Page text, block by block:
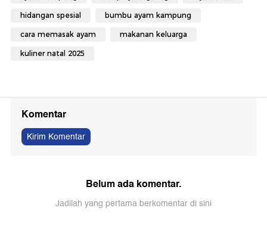
hidangan spesial bumbu ayam kampung
cara memasak ayam makanan keluarga
kuliner natal 2025
Komentar
Kirim Komentar
Belum ada komentar.
Jadilah yang pertama berkomentar di sini